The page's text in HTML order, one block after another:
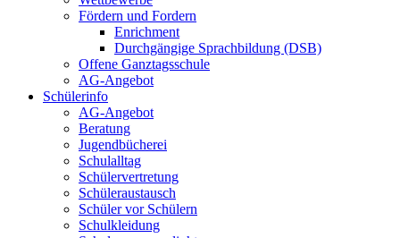
Fördern und Fordern
Enrichment
Durchgängige Sprachbildung (DSB)
Offene Ganztagsschule
AG-Angebot
Schülerinfo
AG-Angebot
Beratung
Jugendbücherei
Schulalltag
Schülervertretung
Schüleraustausch
Schüler vor Schülern
Schulkleidung